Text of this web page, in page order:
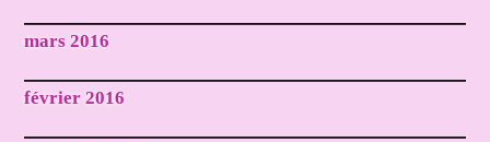
mars 2016
février 2016